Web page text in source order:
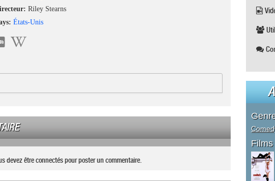
Riley Stearns
États-Unis
devez être connectés pour poster un commentaire.